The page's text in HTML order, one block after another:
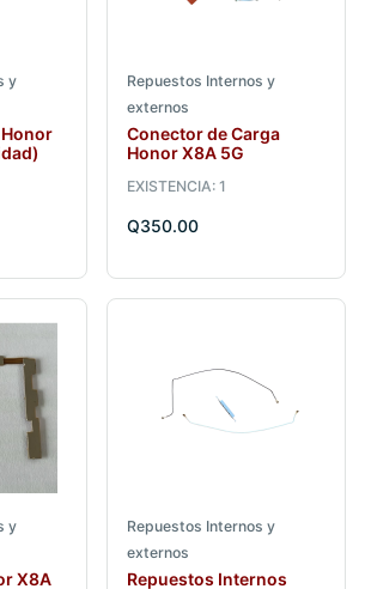
y
Repuestos Internos y
externos
Conector de Carga
Honor X8A 5G
EXISTENCIA: 1
Q350.00
y
X8A
Repuestos Internos y
externos
Repuestos Internos